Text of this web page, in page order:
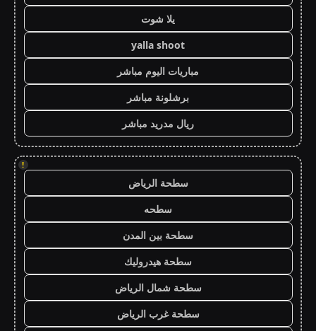
يلا شوت
yalla shoot
مباريات اليوم مباشر
برشلونة مباشر
ريال مدريد مباشر
!
سطحة الرياض
سطحه
سطحة بين المدن
سطحة هيدروليك
سطحة شمال الرياض
سطحة غرب الرياض